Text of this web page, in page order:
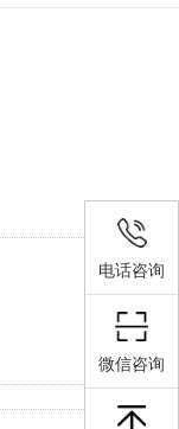
2026-
电话咨询
微信咨询